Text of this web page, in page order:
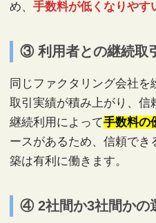
め、 手数料が低くなりやす
③ 利用者との継続取
同じファクタリング会社を
取引実績が積み上がり、信
継続利用によって手数料の
ースがあるため、信頼で
築は有利に働きます。
④ 2社間か3社間かの